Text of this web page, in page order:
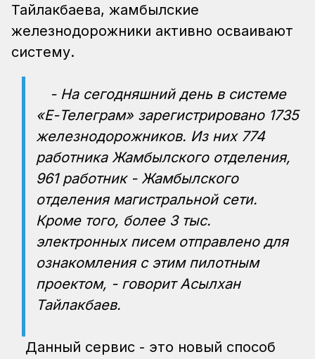
Тайлакбаева, жамбылские
железнодорожники активно осваивают
систему.
- На сегодняшний день в системе
«Е-Телеграм» зарегистрировано 1735
железнодорожников. Из них 774
работника Жамбылского отделения,
961 работник - Жамбылского
отделения магистральной сети.
Кроме того, более 3 тыс.
электронных писем отправлено для
ознакомления с этим пилотным
проектом, - говорит Асылхан
Тайлакбаев.
Данный сервис - это новый способ